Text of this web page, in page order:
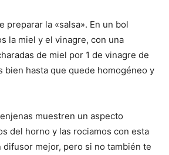
preparar la «salsa». En un bol
la miel y el vinagre, con una
de miel por 1 de vinagre de
bien hasta que quede homogéneo y
muestren un aspecto
del horno y las rociamos con esta
difusor mejor, pero si no también te